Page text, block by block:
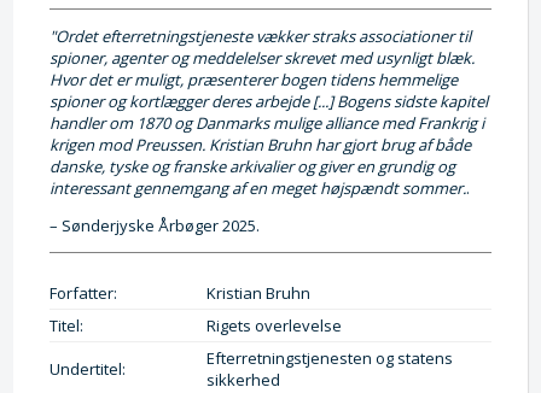
"Ordet efterretningstjeneste vækker straks associationer til
spioner, agenter og meddelelser skrevet med usynligt blæk.
Hvor det er muligt, præsenterer bogen tidens hemmelige
spioner og kortlægger deres arbejde [...] Bogens sidste kapitel
handler om 1870 og Danmarks mulige alliance med Frankrig i
krigen mod Preussen. Kristian Bruhn har gjort brug af både
danske, tyske og franske arkivalier og giver en grundig og
interessant gennemgang af en meget højspændt sommer..
– Sønderjyske Årbøger 2025.
Forfatter:
Kristian Bruhn
Titel:
Rigets overlevelse
Undertitel:
Efterretningstjenesten og statens
sikkerhed